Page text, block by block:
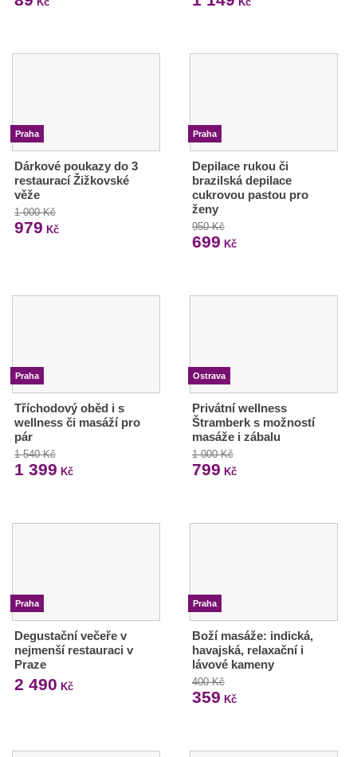
Praha
Dárkové poukazy do 3
restaurací Žižkovské
věže
1 000 Kč
979 Kč
Praha
Depilace rukou či
brazilská depilace
cukrovou pastou pro
ženy
950 Kč
699 Kč
Praha
Tříchodový oběd i s
wellness či masáží pro
pár
1 540 Kč
1 399 Kč
Ostrava
Privátní wellness
Štramberk s možností
masáže i zábalu
1 000 Kč
799 Kč
Praha
Degustační večeře v
nejmenší restauraci v
Praze
2 490 Kč
Praha
Boží masáže: indická,
havajská, relaxační i
lávové kameny
400 Kč
359 Kč